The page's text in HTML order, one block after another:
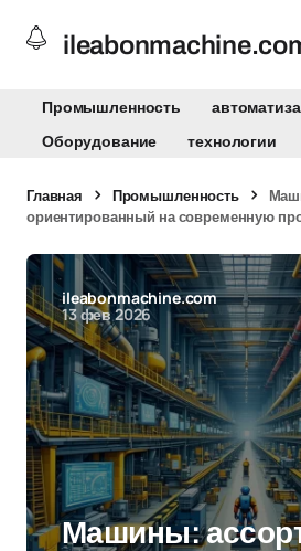
Промышленность
Оборудование
технологии
Главная Промышленность
ориентированный на современную
ileabonmachine.com
13 фев 2026
Машины: